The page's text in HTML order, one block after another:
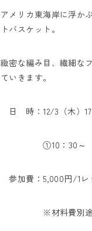
アメリカ東海岸に浮か
トバスケット。
緻密な編み目、繊細な
ていきます。
日 時：12/3（木
①10：30～
参加費：5,000
※材料費